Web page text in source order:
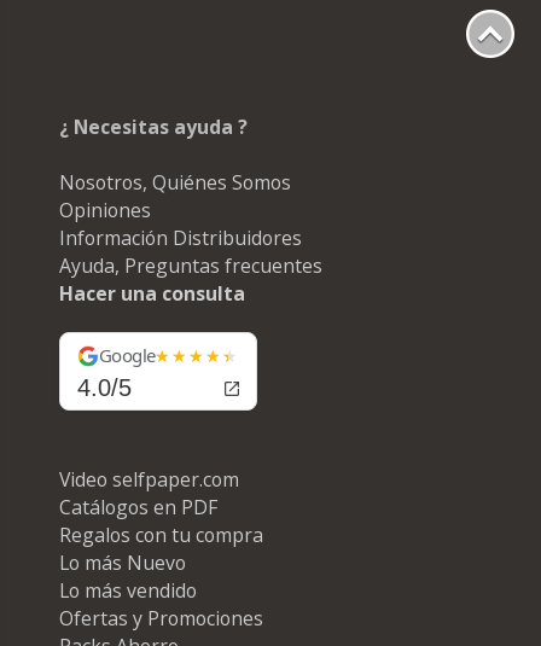
¿ Necesitas ayuda ?
Nosotros, Quiénes Somos
Opiniones
Información Distribuidores
Ayuda, Preguntas frecuentes
Hacer una consulta
Google
4.0/5
Video selfpaper.com
Catálogos en PDF
Regalos con tu compra
Lo más Nuevo
Lo más vendido
Ofertas y Promociones